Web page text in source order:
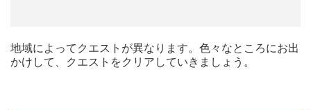
地域によってクエストが異なります。色々なところにお出
かけして、クエストをクリアしていきましょう。